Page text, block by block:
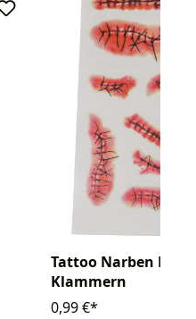
Tattoo Narben Mix
Klammern
0,99 €*